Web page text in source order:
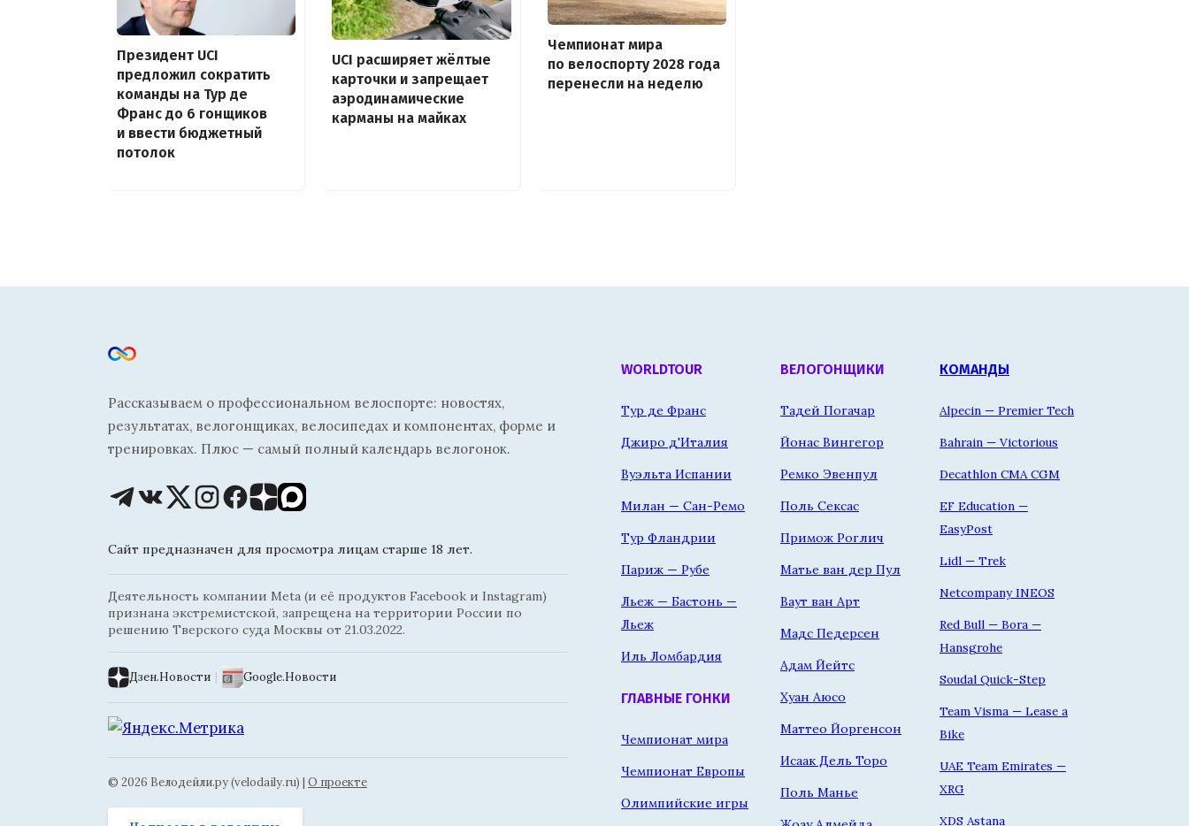
Президент UCI
предложил сократить
команды на Тур де
Франс до 6 гонщиков
и ввести бюджетный
потолок
UCI расширяет жёлтые
карточки и запрещает
аэродинамические
карманы на майках
Чемпионат мира
по велоспорту 2028 года
перенесли на неделю
Рассказываем о профессиональном велоспорте: новостях,
результатах, велогонщиках, велосипедах и компонентах, форме и
тренировках. Плюс — самый полный календарь велогонок.
Сайт предназначен для просмотра лицам старше 18 лет.
Деятельность компании Meta (и её продуктов Facebook и Instagram)
признана экстремистской, запрещена на территории России по
решению Тверского суда Москвы от 21.03.2022.
Дзен.Новости | Google.Новости
© 2026 Велодейли.ру (velodaily.ru) | О проекте
WORLDTOUR
Тур де Франс
Джиро д'Италия
Вуэльта Испании
Милан — Сан-Ремо
Тур Фландрии
Париж — Рубе
Льеж — Бастонь —
Льеж
Иль Ломбардия
ГЛАВНЫЕ ГОНКИ
Чемпионат мира
Чемпионат Европы
Олимпийские игры
ВЕЛОГОНЩИКИ
Тадей Погачар
Йонас Вингегор
Ремко Эвенпул
Поль Сексас
Примож Роглич
Матье ван дер Пул
Ваут ван Арт
Мадс Педерсен
Адам Йейтс
Хуан Аюсо
Маттео Йоргенсон
Исаак Дель Торо
Поль Манье
КОМАНДЫ
Alpecin — Premier Tech
Bahrain — Victorious
Decathlon CMA CGM
EF Education —
EasyPost
Lidl — Trek
Netcompany INEOS
Red Bull — Bora —
Hansgrohe
Soudal Quick-Step
Team Visma — Lease a
Bike
UAE Team Emirates —
XRG
XDS Astana